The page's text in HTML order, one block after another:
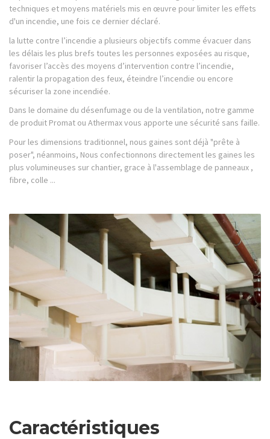
techniques et moyens matériels mis en œuvre pour limiter les effets
d'un incendie, une fois ce dernier déclaré.
la lutte contre l’incendie a plusieurs objectifs comme évacuer dans
les délais les plus brefs toutes les personnes exposées au risque,
favoriser l’accès des moyens d’intervention contre l’incendie,
ralentir la propagation des feux, éteindre l’incendie ou encore
sécuriser la zone incendiée.
Dans le domaine du désenfumage ou de la ventilation, notre gamme
de produit Promat ou Athermax vous apporte une sécurité sans faille.
Pour les dimensions traditionnel, nous gaines sont déjà "prête à
poser", néanmoins, Nous confectionnons directement les gaines les
plus volumineuses sur chantier, grace à l'assemblage de panneaux ,
fibre, colle ...
Caractéristiques